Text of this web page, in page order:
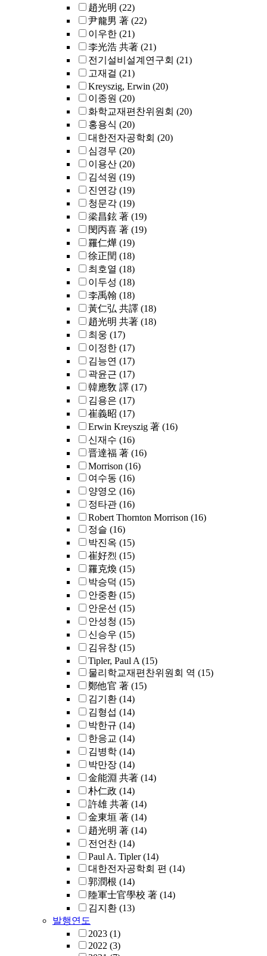
趙光明 (22)
尹龍男 著 (22)
이우한 (21)
李光浩 共著 (21)
전기설비설계연구회 (21)
고재걸 (21)
Kreyszig, Erwin (20)
이종원 (20)
화학교재편찬위원회 (20)
홍용식 (20)
대한전자공학회 (20)
심경무 (20)
이용산 (20)
김석원 (19)
진연강 (19)
청문각 (19)
梁昌鉉 著 (19)
閔丙喜 著 (19)
羅仁燁 (19)
徐正閏 (18)
최호열 (18)
이두성 (18)
李禹翰 (18)
黃仁弘 共譯 (18)
趙光明 共著 (18)
최웅 (17)
이정한 (17)
김능연 (17)
곽윤근 (17)
韓應敎 譯 (17)
김용은 (17)
崔義昭 (17)
Erwin Kreyszig 著 (16)
신재수 (16)
晋達福 著 (16)
Morrison (16)
여수동 (16)
양영오 (16)
정타관 (16)
Robert Thornton Morrison (16)
정슬 (16)
박진옥 (15)
崔好烈 (15)
羅克煥 (15)
박승덕 (15)
안중환 (15)
안운선 (15)
안성청 (15)
신승우 (15)
김유창 (15)
Tipler, Paul A (15)
물리학교재편찬위원회 역 (15)
鄭他官 著 (15)
김기환 (14)
김형섭 (14)
박한규 (14)
한응교 (14)
김병학 (14)
박만장 (14)
金能淵 共著 (14)
朴仁政 (14)
許雄 共著 (14)
金東垣 著 (14)
趙光明 著 (14)
전언찬 (14)
Paul A. Tipler (14)
대한전자공학회 편 (14)
郭潤根 (14)
陸軍士官學校 著 (14)
김지환 (13)
발행연도
2023 (1)
2022 (3)